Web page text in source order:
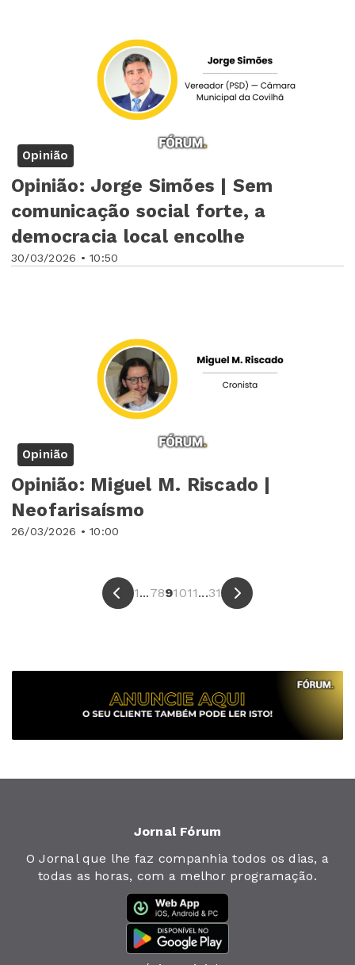
Opinião
30/03/2026 • 10:50
Opinião: Jorge Simões | Sem
comunicação social forte, a
democracia local encolhe
Opinião
26/03/2026 • 10:00
Opinião: Miguel M. Riscado |
Neofarisaísmo
1...7891011...31
Jornal Fórum
O Jornal que lhe faz companhia todos os dias, a
todas as horas, com a melhor programação.